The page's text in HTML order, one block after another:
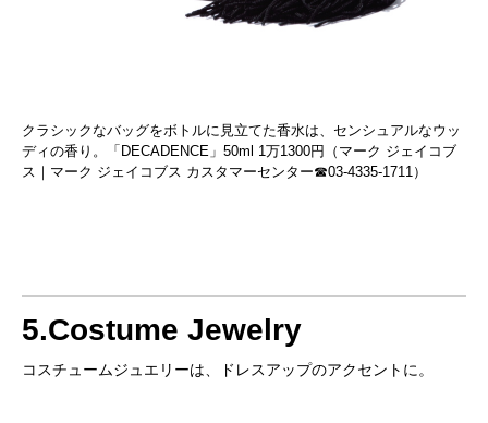
クラシックなバッグをボトルに見立てた香水は、センシュアルなウッ
ディの香り。「DECADENCE」50ml 1万1300円（マーク ジェイコブ
ス｜マーク ジェイコブス カスタマーセンター☎03-4335-1711）
5.Costume Jewelry
コスチュームジュエリーは、ドレスアップのアクセントに。